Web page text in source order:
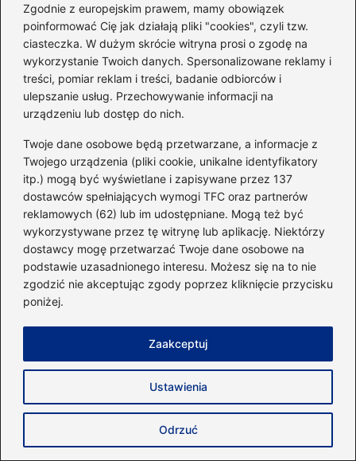
Zgodnie z europejskim prawem, mamy obowiązek
poinformować Cię jak działają pliki "cookies", czyli tzw.
ciasteczka. W dużym skrócie witryna prosi o zgodę na
wykorzystanie Twoich danych. Spersonalizowane reklamy i
treści, pomiar reklam i treści, badanie odbiorców i
ulepszanie usług. Przechowywanie informacji na
urządzeniu lub dostęp do nich.
Twoje dane osobowe będą przetwarzane, a informacje z
Twojego urządzenia (pliki cookie, unikalne identyfikatory
itp.) mogą być wyświetlane i zapisywane przez 137
dostawców spełniających wymogi TFC oraz partnerów
reklamowych (62) lub im udostępniane. Mogą też być
wykorzystywane przez tę witrynę lub aplikację. Niektórzy
dostawcy mogę przetwarzać Twoje dane osobowe na
podstawie uzasadnionego interesu. Możesz się na to nie
zgodzić nie akceptując zgody poprzez kliknięcie przycisku
poniżej.
Ustawienia
Odrzuć
Zaakceptuj
Na początku diety można napotkać trudności
związane z rezygnacją z ulubionych
węglowodanów, co może wywoływać pewien
żal. Jednak z czasem odkrywamy korzyści,
takie jak więcej energii oraz mniejsze
pragnienie podjadania.
Jakie posiłki można przygotować w diecie
low carb?
W diecie low carb można przyrządzać
różnorodne smaczne potrawy, takie jak jajka
po turecku, omlety z mąką migdałową czy
keto-muffinki. Kluczem do sukcesu jest
wprowadzenie różnorodności w posiłkach
oraz korzystanie z wysokiej jakości
zamiast ziemniaków na diecie keto?